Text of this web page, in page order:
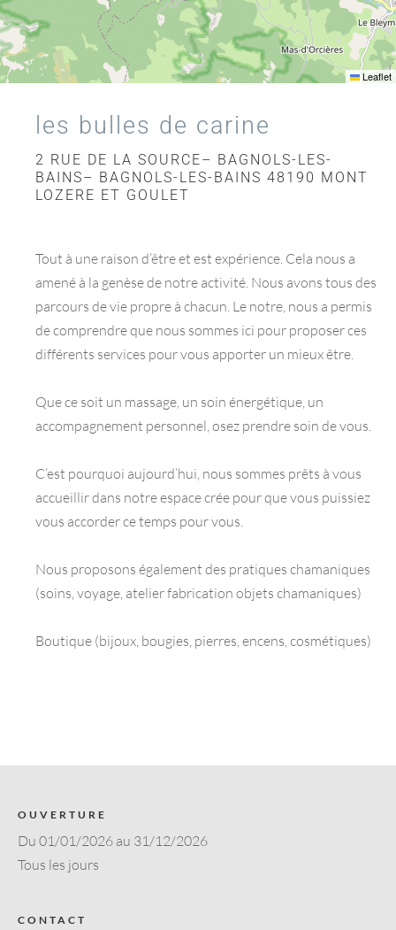
Leaflet
les bulles de carine
2 RUE DE LA SOURCE– BAGNOLS-LES-
BAINS– BAGNOLS-LES-BAINS 48190 MONT
LOZERE ET GOULET
Tout à une raison d’être et est expérience. Cela nous a
amené à la genèse de notre activité. Nous avons tous des
parcours de vie propre à chacun. Le notre, nous a permis
de comprendre que nous sommes ici pour proposer ces
différents services pour vous apporter un mieux être.
Que ce soit un massage, un soin énergétique, un
accompagnement personnel, osez prendre soin de vous.
C’est pourquoi aujourd’hui, nous sommes prêts à vous
accueillir dans notre espace crée pour que vous puissiez
vous accorder ce temps pour vous.
Nous proposons également des pratiques chamaniques
(soins, voyage, atelier fabrication objets chamaniques)
Boutique (bijoux, bougies, pierres, encens, cosmétiques)
OUVERTURE
Du 01/01/2026 au 31/12/2026
Tous les jours
CONTACT